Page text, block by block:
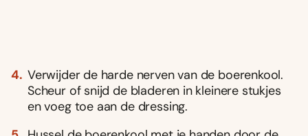
Verwijder de harde nerven van de boerenkool.
Scheur of snijd de bladeren in kleinere stukjes
en voeg toe aan de dressing.